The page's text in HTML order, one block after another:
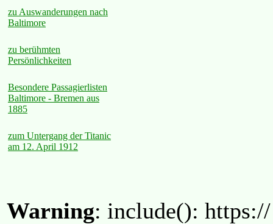
zu Auswanderungen nach
Baltimore
zu berühmten
Persönlichkeiten
Besondere Passagierlisten
Baltimore - Bremen aus
1885
zum Untergang der Titanic
am 12. April 1912
Warning: include():